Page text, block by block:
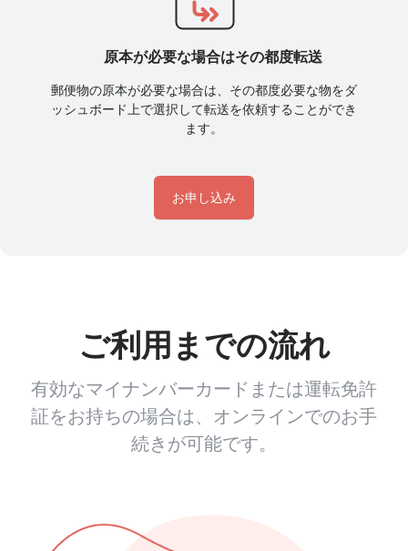
原本が必要な場合はその都度転送
郵便物の原本が必要な場合は、その都度必要な物をダ
ッシュボード上で選択して転送を依頼することができ
ます。
お申し込み
ご利用までの流れ
有効なマイナンバーカードまたは運転免許
証をお持ちの場合は、オンラインでのお手
続きが可能です。